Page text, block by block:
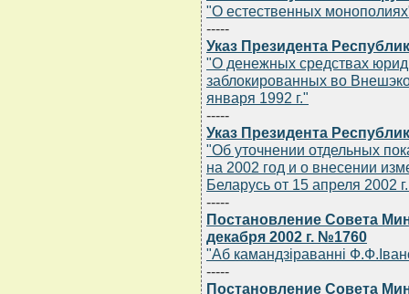
"О естественных
-----
Указ Президента
"О денежных средствах
заблокированных во
января 1992 г."
-----
Указ Президента
"Об уточнении отдельных
на 2002 год и о внесении
Беларусь от 15 апреля 2002
-----
Постановление Совета
декабря 2002 г. №1760
"Аб камандзiраваннi
-----
Постановление Совета